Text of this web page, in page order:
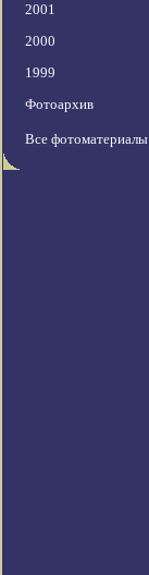
2001
2000
1999
Фотоархив
Все фотоматериалы